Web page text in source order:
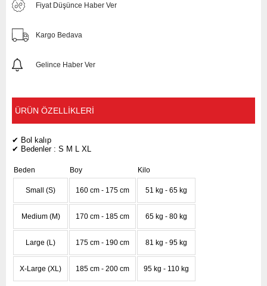
Fiyat Düşünce Haber Ver
Kargo Bedava
Gelince Haber Ver
ÜRÜN ÖZELLIKLERI
✔ Bol kalıp
✔ Bedenler : S M L XL
Beden Boy Kilo
Small (S) 160 cm - 175 cm 51 kg - 65 kg
Medium (M) 170 cm - 185 cm 65 kg - 80 kg
Large (L) 175 cm - 190 cm 81 kg - 95 kg
X-Large (XL) 185 cm - 200 cm 95 kg - 110 kg